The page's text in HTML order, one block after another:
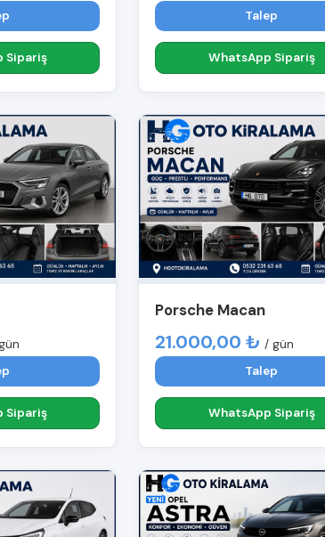
Sipariş
Talep
WhatsApp Sipariş
Sipariş
Porsche Macan
21.000,00 ₺ / gün
Talep
WhatsApp Sipariş